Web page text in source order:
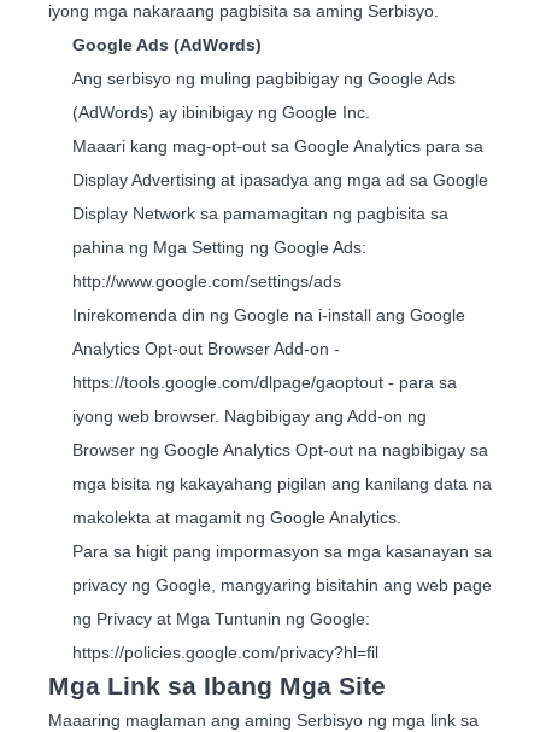
iyong mga nakaraang pagbisita sa aming Serbisyo.
Google Ads (AdWords)
Ang serbisyo ng muling pagbibigay ng Google Ads
(AdWords) ay ibinibigay ng Google Inc.
Maaari kang mag-opt-out sa Google Analytics para sa
Display Advertising at ipasadya ang mga ad sa Google
Display Network sa pamamagitan ng pagbisita sa
pahina ng Mga Setting ng Google Ads:
http://www.google.com/settings/ads
Inirekomenda din ng Google na i-install ang Google
Analytics Opt-out Browser Add-on -
https://tools.google.com/dlpage/gaoptout - para sa
iyong web browser. Nagbibigay ang Add-on ng
Browser ng Google Analytics Opt-out na nagbibigay sa
mga bisita ng kakayahang pigilan ang kanilang data na
makolekta at magamit ng Google Analytics.
Para sa higit pang impormasyon sa mga kasanayan sa
privacy ng Google, mangyaring bisitahin ang web page
ng Privacy at Mga Tuntunin ng Google:
https://policies.google.com/privacy?hl=fil
Mga Link sa Ibang Mga Site
Maaaring maglaman ang aming Serbisyo ng mga link sa